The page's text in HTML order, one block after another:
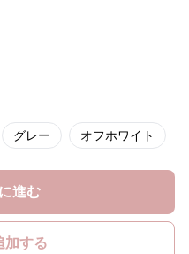
グレー オフホワイト
進む
加する